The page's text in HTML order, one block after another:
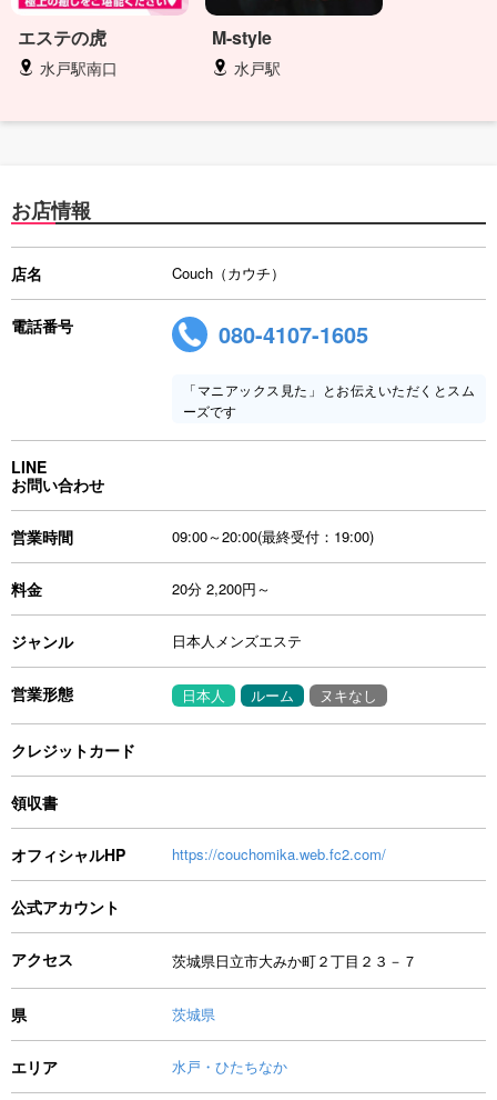
エステの虎
水戸駅南口
M-style
水戸駅
お店情報
店名 Couch（カウチ）
電話番号 080-4107-1605
「マニアックス見た」とお伝えいただくとスム
ーズです
LINE
お問い合わせ
営業時間 09:00～20:00(最終受付：19:00)
料金 20分 2,200円～
ジャンル 日本人メンズエステ
営業形態 日本人 ルーム ヌキなし
クレジットカード
領収書
オフィシャルHP https://couchomika.web.fc2.com/
公式アカウント
アクセス 茨城県日立市大みか町２丁目２３－７
県 茨城県
エリア 水戸・ひたちなか